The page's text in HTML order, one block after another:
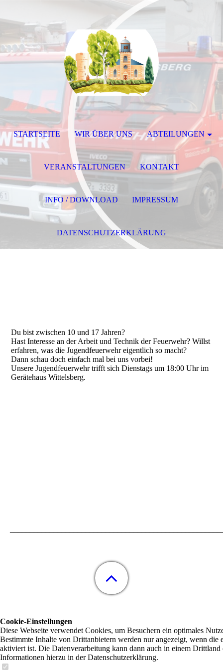
Du bist zwischen 10 und 17 Jahren?
Hast Interesse an der Arbeit und Technik der Feuerwehr? Willst
erfahren, was die Jugendfeuerwehr eigentlich so macht?
Dann schau doch einfach mal bei uns vorbei!
Unsere Jugendfeuerwehr trifft sich Dienstags um 18:00 Uhr im
Gerätehaus Wittelsberg.
STARTSEITE WIR ÜBER UNS ABTEILUNGEN
VERANSTALTUNGEN KONTAKT
INFO / DOWNLOAD IMPRESSUM
DATENSCHUTZERKLÄRUNG
Cookie-Einstellungen
Diese Webseite verwendet Cookies, um Besuchern ein optimales
Bestimmte Inhalte von Drittanbietern werden nur angezeigt, wenn die
aktiviert ist. Die Datenverarbeitung kann dann auch in einem Drittland
Informationen hierzu in der Datenschutzerklärung.